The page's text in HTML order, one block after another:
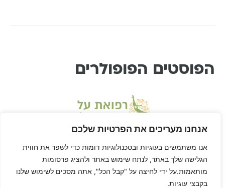
אנחנו מעריכים את הפרטיות שלכם
אנו משתמשים בעוגיות ובטכנולוגיות דומות כדי לשפר את חווית
הגלישה שלך באתר, לנתח שימוש באתר ולהציג פרסומות
מותאמות.על ידי לחיצה על "קבל הכל", אתה מסכים לשימוש שלנו
בקבצי עוגיות.
הפוסטים הפופולרים
* דיסקליימר: דן הוא לא רופא ורפואת-על היא שיטה בתחום הרפואה המשלימה, ולא